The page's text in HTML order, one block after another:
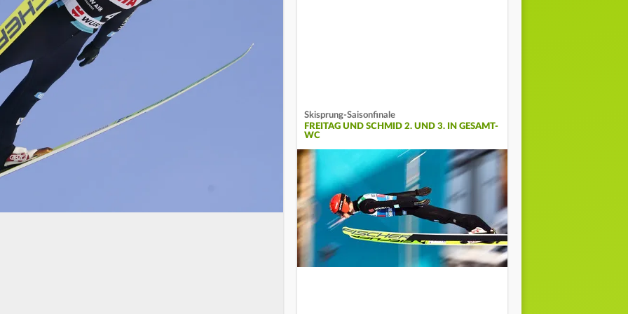
Skisprung-Saisonfinale
FREITAG UND SCHMID 2. UND 3. IN GESAMT-
WC